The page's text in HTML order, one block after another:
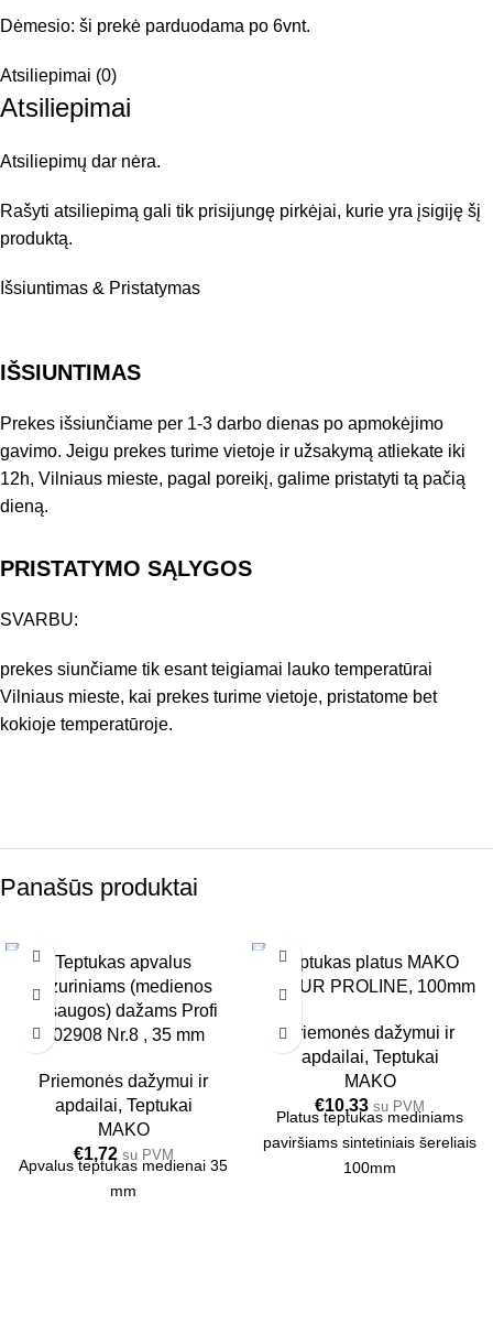
Dėmesio: ši prekė parduodama po 6vnt.
Atsiliepimai (0)
Atsiliepimai
Atsiliepimų dar nėra.
Rašyti atsiliepimą gali tik prisijungę pirkėjai, kurie yra įsigiję šį
produktą.
Išsiuntimas & Pristatymas
IŠSIUNTIMAS
Prekes išsiunčiame per 1-3 darbo dienas po apmokėjimo
gavimo. Jeigu prekes turime vietoje ir užsakymą atliekate iki
12h, Vilniaus mieste, pagal poreikį, galime pristatyti tą pačią
dieną.
PRISTATYMO SĄLYGOS
SVARBU:
prekes siunčiame tik esant teigiamai lauko temperatūrai
Vilniaus mieste, kai prekes turime vietoje, pristatome bet
kokioje temperatūroje.
Panašūs produktai
35MM
Teptukas apvalus
lazuriniams (medienos
apsaugos) dažams Profi
102908 Nr.8 , 35 mm
Priemonės dažymui ir
apdailai, Teptukai
MAKO
€1,72 su PVM
Apvalus teptukas medienai 35
mm
100MM
Teptukas platus MAKO
LASUR PROLINE, 100mm
Priemonės dažymui ir
apdailai, Teptukai
MAKO
€10,33 su PVM
Platus teptukas mediniams
paviršiams sintetiniais šereliais
100mm